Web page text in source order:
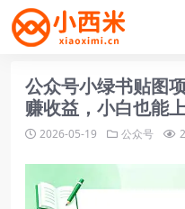
公众号小绿书贴图
赚收益，小白也能
2026-05-19 公众号